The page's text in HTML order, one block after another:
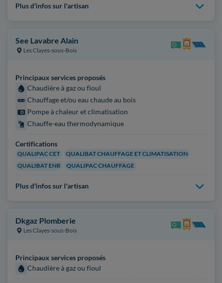
Plus d'infos sur l'artisan
See Lavabre Alain
Les Clayes-sous-Bois
Principaux services proposés
Chaudière à gaz ou fioul
Chauffage et/ou eau chaude au bois
Pompe à chaleur et climatisation
Chauffe-eau thermodynamique
Certifications
QUALIPAC CET
QUALIBAT CHAUFFAGE ET CLIMATISATION
QUALIBAT ENR
QUALIPAC CHAUFFAGE
Plus d'infos sur l'artisan
Dkgaz Plomberie
Les Clayes-sous-Bois
Principaux services proposés
Chaudière à gaz ou fioul